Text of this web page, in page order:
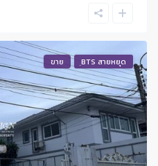
ขาย ฺBTS สายหยุด